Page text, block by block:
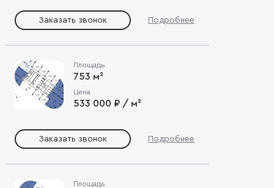
Заказать звонок Подробнее
Площадь
753 м²
Цена
533 000 ₽ / м²
Заказать звонок Подробнее
Площадь